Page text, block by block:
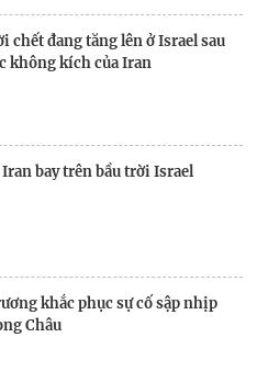
chết đang tăng lên ở Israel sau
không kích của Iran
Iran bay trên bầu trời Israel
khắc phục sự cố sập nhịp
Châu